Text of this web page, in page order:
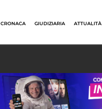
CRONACA GIUDIZIARIA ATTUALITÀ